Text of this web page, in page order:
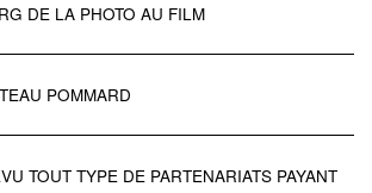
DE LA PHOTO AU FILM
POMMARD
TOUT TYPE DE PARTENARIATS PAYANT